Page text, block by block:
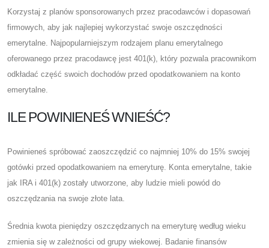
Korzystaj z planów sponsorowanych przez pracodawców i dopasowań
firmowych, aby jak najlepiej wykorzystać swoje oszczędności
emerytalne. Najpopularniejszym rodzajem planu emerytalnego
oferowanego przez pracodawcę jest 401(k), który pozwala pracownikom
odkładać część swoich dochodów przed opodatkowaniem na konto
emerytalne.
ILE POWINIENEŚ WNIEŚĆ?
Powinieneś spróbować zaoszczędzić co najmniej 10% do 15% swojej
gotówki przed opodatkowaniem na emeryturę. Konta emerytalne, takie
jak IRA i 401(k) zostały utworzone, aby ludzie mieli powód do
oszczędzania na swoje złote lata.
Średnia kwota pieniędzy oszczędzanych na emeryturę według wieku
zmienia się w zależności od grupy wiekowej. Badanie finansów